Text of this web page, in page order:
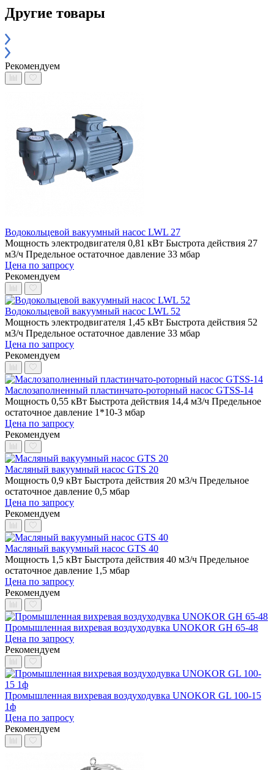
Другие товары
Рекомендуем
Водокольцевой вакуумный насос LWL 27
Мощность электродвигателя 0,81 кВт Быстрота действия 27
м3/ч Предельное остаточное давление 33 мбар
Цена по запросу
Рекомендуем
Водокольцевой вакуумный насос LWL 52
Мощность электродвигателя 1,45 кВт Быстрота действия 52
м3/ч Предельное остаточное давление 33 мбар
Цена по запросу
Рекомендуем
Маслозаполненный пластинчато-роторный насос GTSS-14
Мощность 0,55 кВт Быстрота действия 14,4 м3/ч Предельное
остаточное давление 1*10-3 мбар
Цена по запросу
Рекомендуем
Масляный вакуумный насос GTS 20
Мощность 0,9 кВт Быстрота действия 20 м3/ч Предельное
остаточное давление 0,5 мбар
Цена по запросу
Рекомендуем
Масляный вакуумный насос GTS 40
Мощность 1,5 кВт Быстрота действия 40 м3/ч Предельное
остаточное давление 1,5 мбар
Цена по запросу
Рекомендуем
Промышленная вихревая воздуходувка UNOKOR GH 65-48
Цена по запросу
Рекомендуем
Промышленная вихревая воздуходувка UNOKOR GL 100-15
1ф
Цена по запросу
Рекомендуем